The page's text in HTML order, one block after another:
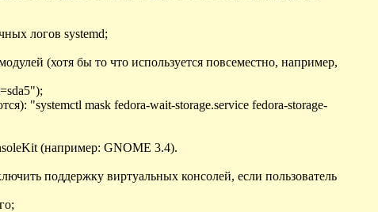
логов systemd;
(хотя бы то что используется повсеместно, например,
"systemctl mask fedora-wait-storage.service fedora-storage-
(например: GNOME 3.4).
поддержку виртуальных консолей, если пользователь